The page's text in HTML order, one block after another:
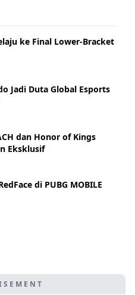
ke Final Lower-Bracket
Jadi Duta Global Esports
dan Honor of Kings
Eksklusif
di PUBG MOBILE